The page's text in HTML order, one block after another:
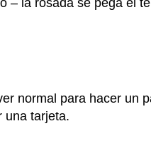
– la rosada se pega el
normal para hacer un
una tarjeta.